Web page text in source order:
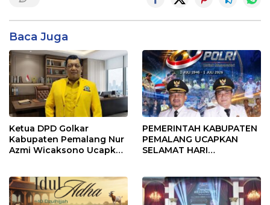
Baca Juga
Ketua DPD Golkar
Kabupaten Pemalang Nur
Azmi Wicaksono Ucapkan
PEMERINTAH KABUPATEN
PEMALANG UCAPKAN
SELAMAT HARI